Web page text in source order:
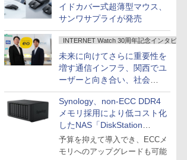
イドカバー式超薄型マウス、
サンワサプライが発売
INTERNET Watch 30周年記念インタビュー
未来に向けてさらに重要性を
増す通信インフラ、関西でユ
ーザーと向き合い、社会
の“あたらしい”を起動し続け
る～オプテージ
Synology、non-ECC DDR4
メモリ採用により低コスト化
したNAS「DiskStation
neo+」シリーズ
予算を抑えて導入でき、ECCメ
モリへのアップグレードも可能